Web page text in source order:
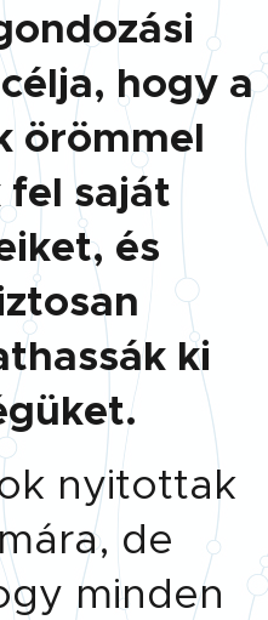
hogy a
örömmel
fel saját
és
ki
nyitottak
de
minden